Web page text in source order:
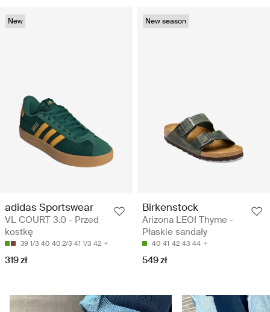
New
adidas Sportswear
VL COURT 3.0 - Przed
kostkę
39 1/3 40 40 2/3 41 1/3 42
319 zł
New season
Birkenstock
Arizona LEOI Thyme -
Płaskie sandały
40 41 42 43 44
549 zł